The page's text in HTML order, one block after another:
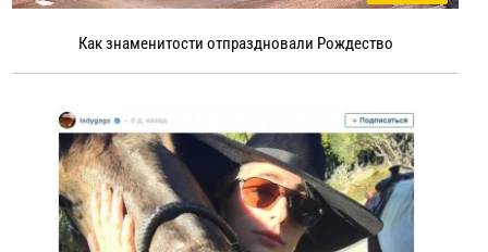
Как знаменитости отпраздновали Рождество